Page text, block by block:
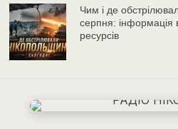
Чим і де
серпня: інформація
ресурсів